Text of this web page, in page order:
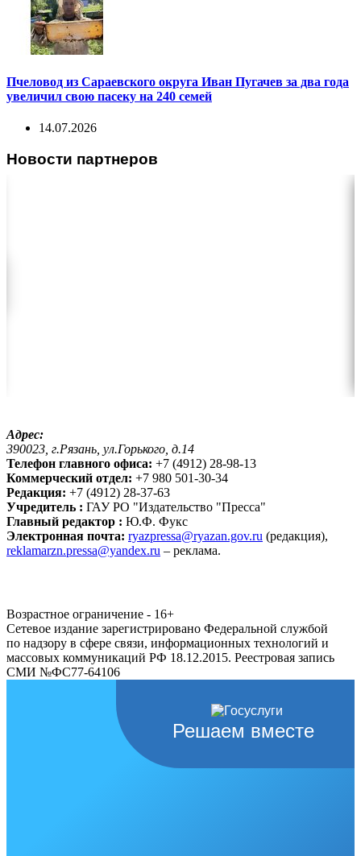
Пчеловод из Сараевского округа Иван Пугачев за два года
увеличил свою пасеку на 240 семей
14.07.2026
Новости партнеров
Адрес:
390023, г.Рязань, ул.Горького, д.14
Телефон главного офиса: +7 (4912) 28-98-13
Коммерческий отдел: +7 980 501-30-34
Редакция: +7 (4912) 28-37-63
Учредитель : ГАУ РО "Издательство "Пресса"
Главный редактор : Ю.Ф. Фукс
Электронная почта: ryazpressa@ryazan.gov.ru (редакция),
reklamarzn.pressa@yandex.ru – реклама.
Возрастное ограничение - 16+
Сетевое издание зарегистрировано Федеральной службой
по надзору в сфере связи, информационных технологий и
массовых коммуникаций РФ 18.12.2015. Реестровая запись
СМИ №ФС77-64106
Решаем вместе